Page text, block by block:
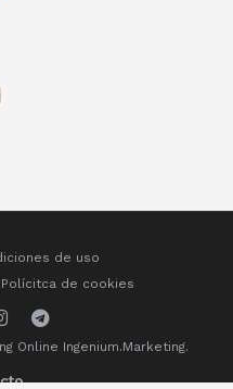
de uso
Polícitca de cookies
Online Ingenium.Marketing.